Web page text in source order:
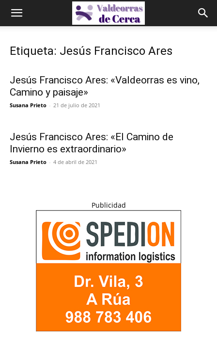
Etiqueta: Jesús Francisco Ares
Jesús Francisco Ares: «Valdeorras es vino,
Camino y paisaje»
Susana Prieto - 21 de julio de 2021
Jesús Francisco Ares: «El Camino de
Invierno es extraordinario»
Susana Prieto - 4 de abril de 2021
Publicidad